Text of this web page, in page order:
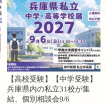
【高校受験】【中学受験】
兵庫県内の私立31校が集
結、個別相談会9/6